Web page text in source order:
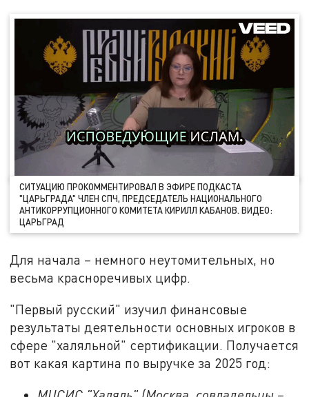
СИТУАЦИЮ ПРОКОММЕНТИРОВАЛ В ЭФИРЕ ПОДКАСТА
"ЦАРЬГРАДА" ЧЛЕН СПЧ, ПРЕДСЕДАТЕЛЬ НАЦИОНАЛЬНОГО
АНТИКОРРУПЦИОННОГО КОМИТЕТА КИРИЛЛ КАБАНОВ. ВИДЕО:
ЦАРЬГРАД
Для начала – немного неутомительных, но
весьма красноречивых цифр.
"Первый русский" изучил финансовые
результаты деятельности основных игроков в
сфере "халяльной" сертификации. Получается
вот какая картина по выручке за 2025 год: